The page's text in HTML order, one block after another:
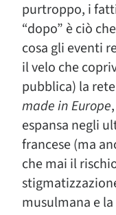
purtroppo, i
“dopo” è ciò
cosa gli eventi
il velo che
pubblica) la
made in Europe
espansa negli
francese (ma
che mai il
musulmana e